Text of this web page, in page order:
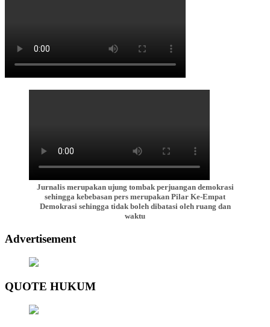
Jurnalis merupakan ujung tombak perjuangan demokrasi
sehingga kebebasan pers merupakan Pilar Ke-Empat
Demokrasi sehingga tidak boleh dibatasi oleh ruang dan
waktu
Advertisement
QUOTE HUKUM